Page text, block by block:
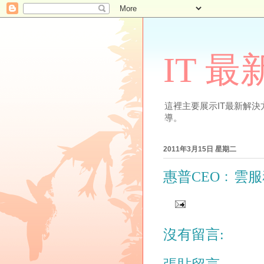
IT 最
這裡主要展示IT最新解決
導。
2011年3月15日 星期二
惠普CEO﹕雲
沒有留言: